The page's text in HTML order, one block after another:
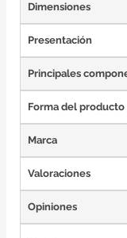
Dimensiones
Presentación
Principales
Forma del producto
Marca
Valoraciones
Opiniones